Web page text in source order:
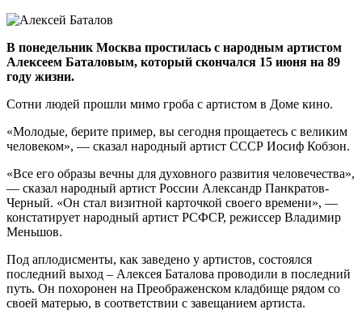
В понедельник Москва простилась с народным артистом
Алексеем Баталовым, который скончался 15 июня на 89
году жизни.
Сотни людей прошли мимо гроба с артистом в Доме кино.
«Молодые, берите пример, вы сегодня прощаетесь с великим
человеком», — сказал народный артист СССР Иосиф Кобзон.
«Все его образы вечны для духовного развития человечества»,
— сказал народный артист России Александр Панкратов-
Черный. «Он стал визитной карточкой своего времени», —
констатирует народный артист РСФСР, режиссер Владимир
Меньшов.
Под аплодисменты, как заведено у артистов, состоялся
последний выход – Алексея Баталова проводили в последний
путь. Он похоронен на Преображенском кладбище рядом со
своей матерью, в соответствии с завещанием артиста.